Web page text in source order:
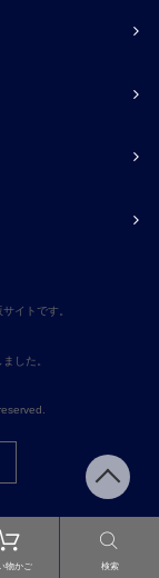
物かご 検索
イトです。
した。